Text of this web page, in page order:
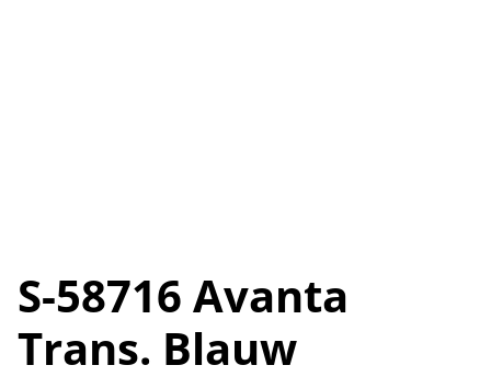
S-58716 Avanta
Trans. Blauw